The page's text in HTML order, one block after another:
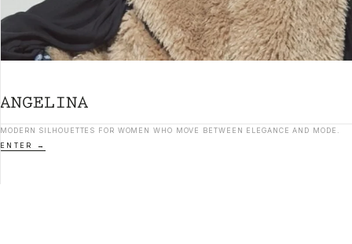
MODERN SILHOUETTES FOR WOMEN WHO MOVE BETWEEN ELEGANCE AND MODE.
ENTER